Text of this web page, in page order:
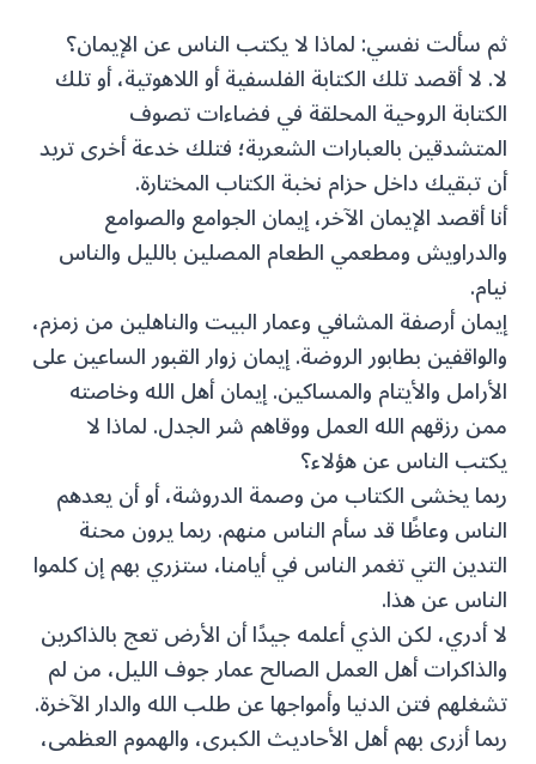
ثم سألت نفسي: لماذا لا يكتب الناس عن الإيمان؟
لا. لا أقصد تلك الكتابة الفلسفية أو اللاهوتية، أو تلك
الكتابة الروحية المحلقة في فضاءات تصوف
المتشدقين بالعبارات الشعرية؛ فتلك خدعة أخرى تريد
أن تبقيك داخل حزام نخبة الكتاب المختارة.
أنا أقصد الإيمان الآخر، إيمان الجوامع والصوامع
والدراويش ومطعمي الطعام المصلين بالليل والناس
نيام.
إيمان أرصفة المشافي وعمار البيت والناهلين من زمزم،
والواقفين بطابور الروضة. إيمان زوار القبور الساعين على
الأرامل والأيتام والمساكين. إيمان أهل الله وخاصته
ممن رزقهم الله العمل ووقاهم شر الجدل. لماذا لا
يكتب الناس عن هؤلاء؟
ربما يخشى الكتاب من وصمة الدروشة، أو أن يعدهم
الناس وعاظًا قد سأم الناس منهم. ربما يرون محنة
التدين التي تغمر الناس في أيامنا، ستزري بهم إن كلموا
الناس عن هذا.
لا أدري، لكن الذي أعلمه جيدًا أن الأرض تعج بالذاكرين
والذاكرات أهل العمل الصالح عمار جوف الليل، من لم
تشغلهم فتن الدنيا وأمواجها عن طلب الله والدار الآخرة.
ربما أزرى بهم أهل الأحاديث الكبرى، والهموم العظمى،